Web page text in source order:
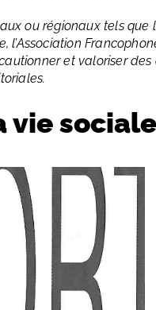
ou régionaux tels que
l’Association
et valoriser des
vie sociale